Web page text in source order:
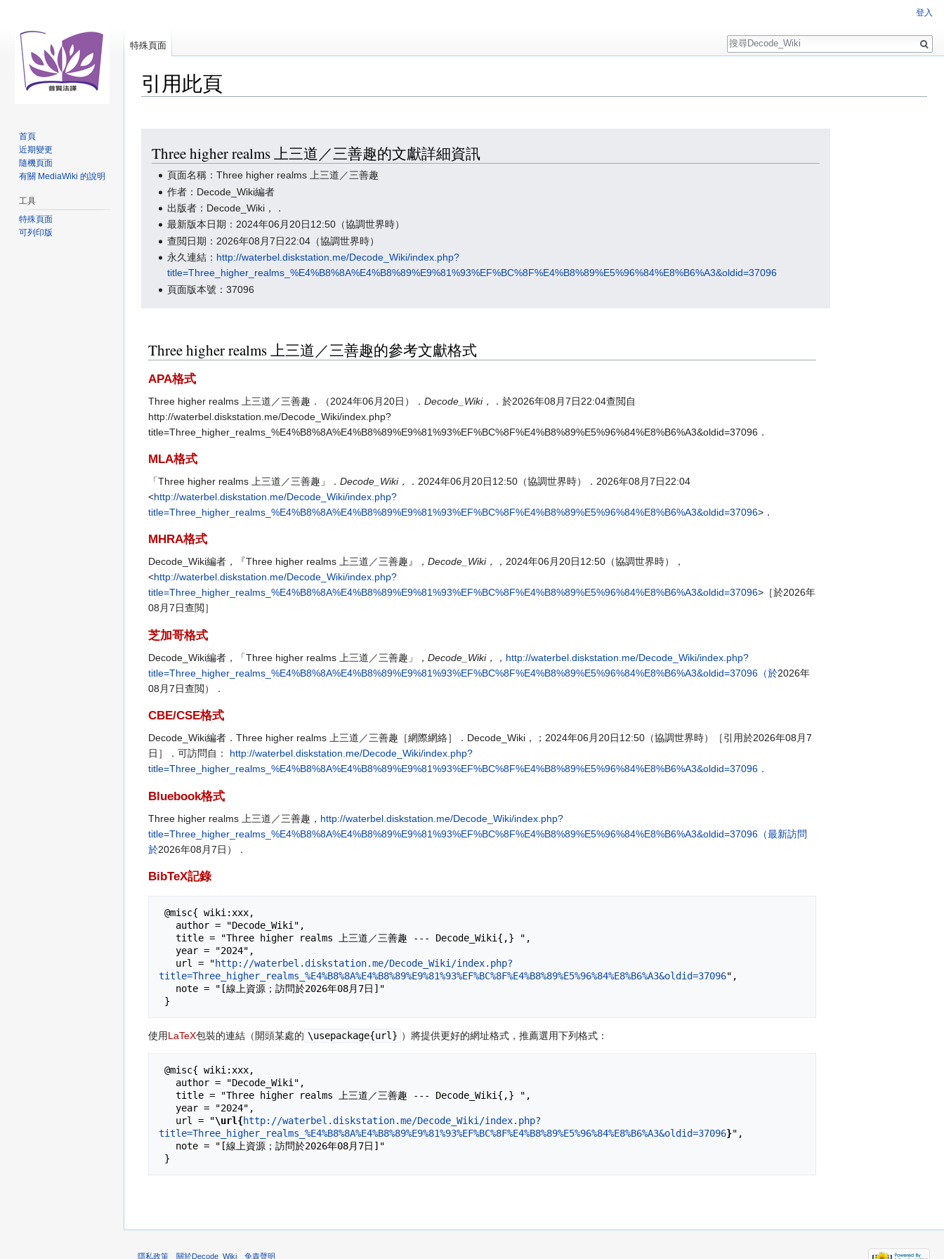
引用此頁
Three higher realms 上三道／三善趣的文獻詳細資訊
頁面名稱：Three higher realms 上三道／三善趣
作者：Decode_Wiki編者
出版者：Decode_Wiki，．
最新版本日期：2024年06月20日12:50（協調世界時）
查閲日期：2026年08月7日22:04（協調世界時）
永久連結： http://waterbel.diskstation.me/Decode_Wiki/index.php?
title=Three_higher_realms_%E4%B8%8A%E4%B8%89%E9%81%93%EF%BC%8F%E4%B8%89%E5%96%84%E8%B6%A3&oldid=37096
頁面版本號：37096
Three higher realms 上三道／三善趣的參考文獻格式
APA格式
Three higher realms 上三道／三善趣．（2024年06月20日）． Decode_Wiki，
．於2026年08月7日22:04查閲自
http://waterbel.diskstation.me/Decode_Wiki/index.php?
title=Three_higher_realms_%E4%B8%8A%E4%B8%89%E9%81%93%EF%BC%8F%E4%B8%89%E5%96%84%E8%B6%A3&oldid=37096．
MLA格式
「Three higher realms 上三道／三善趣」． Decode_Wiki，
．2024年06月20日12:50（協調世界時）．2026年08月7日22:04
<http://waterbel.diskstation.me/Decode_Wiki/index.php?
title=Three_higher_realms_%E4%B8%8A%E4%B8%89%E9%81%93%EF%BC%8F%E4%B8%89%E5%96%84%E8%B6%A3&oldid=37096>．
MHRA格式
Decode_Wiki編者，『Three higher realms 上三道／三善趣』， Decode_Wiki，
，2024年06月20日12:50（協調世界時），
<http://waterbel.diskstation.me/Decode_Wiki/index.php?
title=Three_higher_realms_%E4%B8%8A%E4%B8%89%E9%81%93%EF%BC%8F%E4%B8%89%E5%96%84%E8%B6%A3&oldid=37096>［於2026年
08月7日查閲］
芝加哥格式
Decode_Wiki編者，「Three higher realms 上三道／三善趣」， Decode_Wiki， ， http://waterbel.diskstation.me/Decode_Wiki/index.php?
title=Three_higher_realms_%E4%B8%8A%E4%B8%89%E9%81%93%EF%BC%8F%E4%B8%89%E5%96%84%E8%B6%A3&oldid=37096（於2026年
08月7日查閲）．
CBE/CSE格式
Decode_Wiki編者．Three higher realms 上三道／三善趣［網際網絡］．Decode_Wiki，；2024年06月20日12:50（協調世界時）［引用於2026年08月7
日］．可訪問自： http://waterbel.diskstation.me/Decode_Wiki/index.php?
title=Three_higher_realms_%E4%B8%8A%E4%B8%89%E9%81%93%EF%BC%8F%E4%B8%89%E5%96%84%E8%B6%A3&oldid=37096．
Bluebook格式
Three higher realms 上三道／三善趣， http://waterbel.diskstation.me/Decode_Wiki/index.php?
title=Three_higher_realms_%E4%B8%8A%E4%B8%89%E9%81%93%EF%BC%8F%E4%B8%89%E5%96%84%E8%B6%A3&oldid=37096（最新訪問
於2026年08月7日）．
BibTeX記錄
   url = "
http://waterbel.diskstation.me/Decode_Wiki/index.php?
title=Three_higher_realms_%E4%B8%8A%E4%B8%89%E9%81%93%EF%BC%8F%E4%B8%89%E5%96%84%E8%B6%A3&oldid=37096",
使用LaTeX包裝的連結（開頭某處的 \usepackage{url} ）將提供更好的網址格式，推薦選用下列格式：
   url = "
\url{http://waterbel.diskstation.me/Decode_Wiki/index.php?
title=Three_higher_realms_%E4%B8%8A%E4%B8%89%E9%81%93%EF%BC%8F%E4%B8%89%E5%96%84%E8%B6%A3&oldid=37096}",
登入
特殊頁面
搜
尋
首頁
近期變更
隨機頁面
有關 MediaWiki 的說明
工具
特殊頁面
可列印版
隱私政策 關於Decode_Wiki 免責聲明